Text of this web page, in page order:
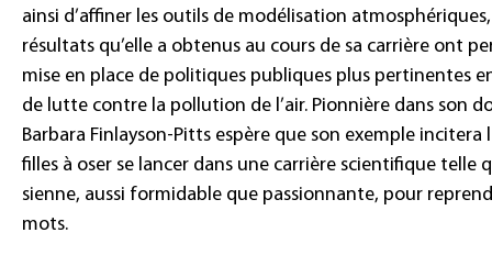
ainsi d’affiner les outils de modélisation
résultats qu’elle a obtenus au cours de sa carrière ont
mise en place de politiques publiques plus pertinentes
de lutte contre la pollution de l’air. Pionnière dans son
Barbara Finlayson-Pitts espère que son exemple incitera
filles à oser se lancer dans une carrière scientifique telle
sienne, aussi formidable que passionnante, pour
mots.